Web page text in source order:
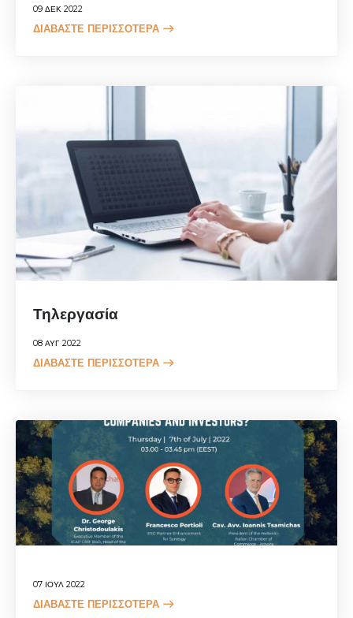
09 ΔΕΚ 2022
ΔΙΑΒΆΣΤΕ ΠΕΡΙΣΣΌΤΕΡΑ
Τηλεργασία
08 ΑΥΓ 2022
ΔΙΑΒΆΣΤΕ ΠΕΡΙΣΣΌΤΕΡΑ
07 ΙΟΎΛ 2022
ΔΙΑΒΆΣΤΕ ΠΕΡΙΣΣΌΤΕΡΑ